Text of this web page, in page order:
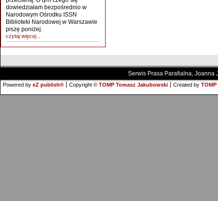
dowiedziałam bezpośrednio w
Narodowym Ośrodku ISSN
Biblioteki Narodowej w Warszawie
piszę poniżej.
czytaj więcej...
Serwis Prasa Parafialna, Joanna
Powered by eZ publish® Copyright © TOMP Tomasz Jakubowski Created by TOMP